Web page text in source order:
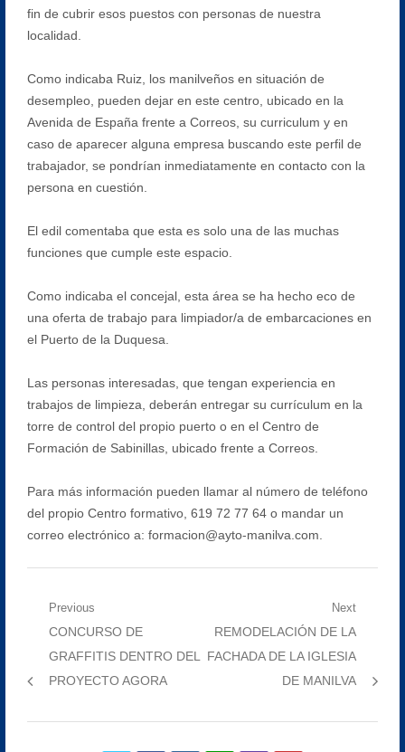
fin de cubrir esos puestos con personas de nuestra
localidad.
Como indicaba Ruiz, los manilveños en situación de
desempleo, pueden dejar en este centro, ubicado en la
Avenida de España frente a Correos, su curriculum y en
caso de aparecer alguna empresa buscando este perfil de
trabajador, se pondrían inmediatamente en contacto con la
persona en cuestión.
El edil comentaba que esta es solo una de las muchas
funciones que cumple este espacio.
Como indicaba el concejal, esta área se ha hecho eco de
una oferta de trabajo para limpiador/a de embarcaciones en
el Puerto de la Duquesa.
Las personas interesadas, que tengan experiencia en
trabajos de limpieza, deberán entregar su currículum en la
torre de control del propio puerto o en el Centro de
Formación de Sabinillas, ubicado frente a Correos.
Para más información pueden llamar al número de teléfono
del propio Centro formativo, 619 72 77 64 o mandar un
correo electrónico a: formacion@ayto-manilva.com.
Navegación
entradas
Previous
Previous
post:
CONCURSO DE
GRAFFITIS DENTRO DEL
PROYECTO AGORA
Next
Next
post:
REMODELACIÓN DE LA
FACHADA DE LA IGLESIA
DE MANILVA